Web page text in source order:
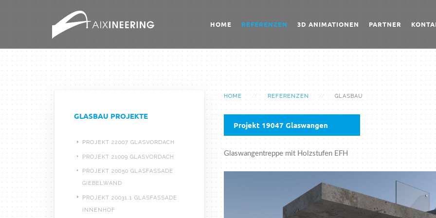
HOME REFERENZEN 3D ANIMATIONEN PARTNER
HOME REFERENZEN GLASBAU
Projekt 19047 Glaswangen
Glaswangentreppe mit Holzstufen EFH
GLASBAU PROJEKTE
PROJEKT 22007 GLASVORDACH
PROJEKT 21009 GLASVORDACH
PROJEKT 20050 GLASFASSADE
GIEBELWAND
PROJEKT 20031.1 GLASFASSADE
INNENHOF